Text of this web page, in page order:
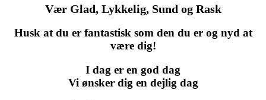
Vær Glad, Lykkelig, Sund og Rask
Husk at du er fantastisk som den du er og nyd at
være dig!
I dag er en god dag
Vi ønsker dig en dejlig dag